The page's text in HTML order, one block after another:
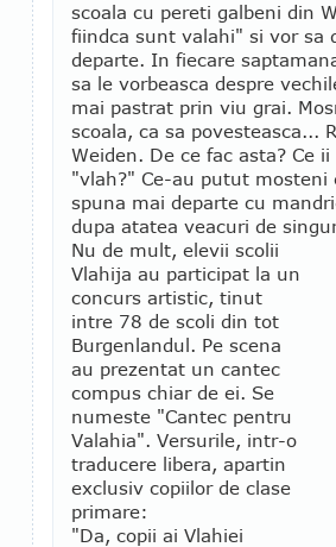
scoala cu pereti galbeni din
fiindca sunt valahi" si vor sa
departe. In fiecare
sa le vorbeasca despre
mai pastrat prin viu grai.
scoala, ca sa povesteasca...
Weiden. De ce fac asta? Ce
"vlah?" Ce-au putut mosteni
spuna mai departe cu
dupa atatea veacuri de
Nu de mult, elevii scolii
Vlahija au participat la un
concurs artistic, tinut
intre 78 de scoli din tot
Burgenlandul. Pe scena
au prezentat un cantec
compus chiar de ei. Se
numeste "Cantec pentru
Valahia". Versurile, intr-o
traducere libera, apartin
exclusiv copiilor de clase
primare:
"Da, copii ai Vlahiei